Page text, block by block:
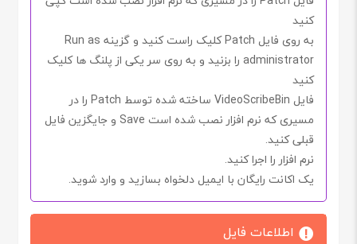
کنید
به روی فایل Patchکلیک راست کنید و گزینه Run as
administrator را بزنید و به روی سر یکی از پلنگ هاکلیک
کنید
فایل VideoScribeBin ساخته شده توسط Patch را در
مسیری که نرم افزار نصب شده است Save و جایگزین فایل
قبلی کنید.
نرم افزار را اجرا کنید.
یک اکانت رایگان با ایمیل دلخواه بسازید و وارد شوید.
اطلاعات فایل